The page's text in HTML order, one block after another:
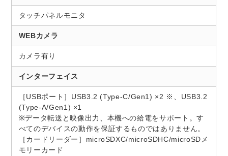
タッチパネルモニタ
WEBカメラ
カメラ有り
インターフェイス
［USBポート］USB3.2 (Type-C/Gen1) ×2 ※、USB3.2
(Type-A/Gen1) ×1
※データ転送と映像出力、本機への給電をサポート。す
べてのデバイスの動作を保証するものではありません。
［カードリーダー］microSDXC/microSDHC/microSDメ
モリーカード